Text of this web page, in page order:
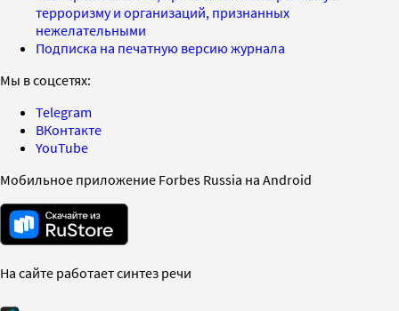
терроризму и организаций, признанных
нежелательными
Подписка на печатную версию журнала
Мы в соцсетях:
Telegram
ВКонтакте
YouTube
Мобильное приложение Forbes Russia на Android
На сайте работает синтез речи